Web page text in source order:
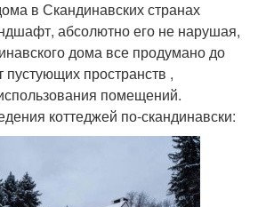
в Скандинавских странах
абсолютно его не нарушая,
дома все продумано до
пустующих пространств ,
помещений.
коттеджей по-скандинавски: